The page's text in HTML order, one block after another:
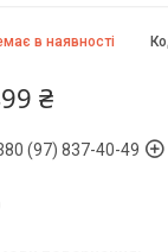
в наявності
₴
(97) 837-40-49